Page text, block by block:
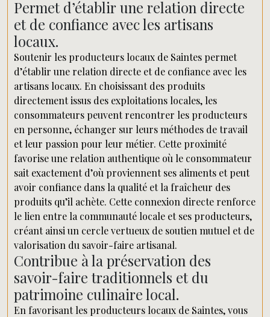
Permet d’établir une relation directe
et de confiance avec les artisans
locaux.
Soutenir les producteurs locaux de Saintes permet
d’établir une relation directe et de confiance avec les
artisans locaux. En choisissant des produits
directement issus des exploitations locales, les
consommateurs peuvent rencontrer les producteurs
en personne, échanger sur leurs méthodes de travail
et leur passion pour leur métier. Cette proximité
favorise une relation authentique où le consommateur
sait exactement d’où proviennent ses aliments et peut
avoir confiance dans la qualité et la fraîcheur des
produits qu’il achète. Cette connexion directe renforce
le lien entre la communauté locale et ses producteurs,
créant ainsi un cercle vertueux de soutien mutuel et de
valorisation du savoir-faire artisanal.
Contribue à la préservation des
savoir-faire traditionnels et du
patrimoine culinaire local.
En favorisant les producteurs locaux de Saintes, vous